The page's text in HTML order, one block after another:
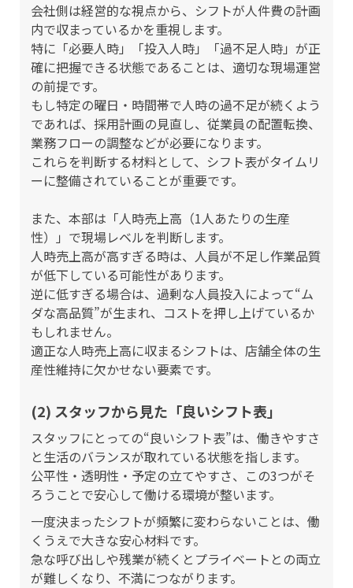
会社側は経営的な視点から、シフトが人件費の計画
内で収まっているかを重視します。
特に「必要人時」「投入人時」「過不足人時」が正
確に把握できる状態であることは、適切な現場運営
の前提です。
もし特定の曜日・時間帯で人時の過不足が続くよう
であれば、採用計画の見直し、従業員の配置転換、
業務フローの調整などが必要になります。
これらを判断する材料として、シフト表がタイムリ
ーに整備されていることが重要です。
また、本部は「人時売上高（1人あたりの生産
性）」で現場レベルを判断します。
人時売上高が高すぎる時は、人員が不足し作業品質
が低下している可能性があります。
逆に低すぎる場合は、過剰な人員投入によって“ム
ダな高品質”が生まれ、コストを押し上げているか
もしれません。
適正な人時売上高に収まるシフトは、店舗全体の生
産性維持に欠かせない要素です。
(2) スタッフから見た「良いシフト表」
スタッフにとっての“良いシフト表”は、働きやすさ
と生活のバランスが取れている状態を指します。
公平性・透明性・予定の立てやすさ、この3つがそ
ろうことで安心して働ける環境が整います。
一度決まったシフトが頻繁に変わらないことは、働
くうえで大きな安心材料です。
急な呼び出しや残業が続くとプライベートとの両立
が難しくなり、不満につながります。